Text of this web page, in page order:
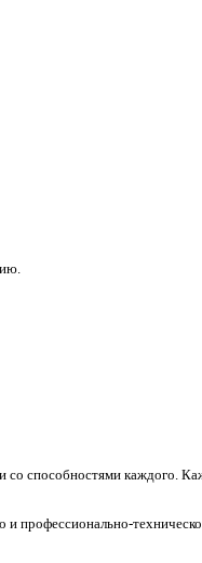
со способностями каждого.
профессионально-